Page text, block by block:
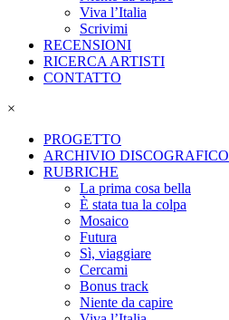
Viva l’Italia
Scrivimi
RECENSIONI
RICERCA ARTISTI
CONTATTO
×
PROGETTO
ARCHIVIO DISCOGRAFICO
RUBRICHE
La prima cosa bella
È stata tua la colpa
Mosaico
Futura
Sì, viaggiare
Cercami
Bonus track
Niente da capire